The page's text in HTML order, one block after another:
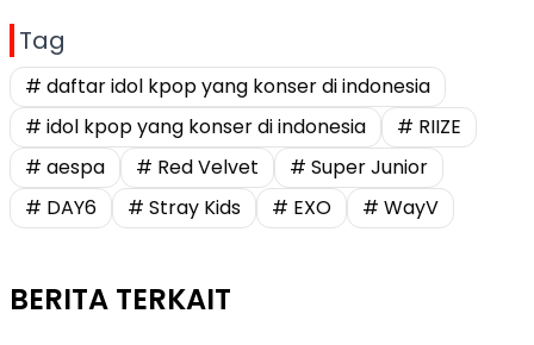
Tag
# daftar idol kpop yang konser di indonesia
# idol kpop yang konser di indonesia
# RIIZE
# aespa
# Red Velvet
# Super Junior
# DAY6
# Stray Kids # EXO # WayV
BERITA TERKAIT